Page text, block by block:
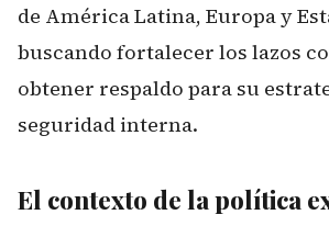
de América Latina, Europa y
buscando fortalecer los lazos
obtener respaldo para su
seguridad interna.
El contexto de la política